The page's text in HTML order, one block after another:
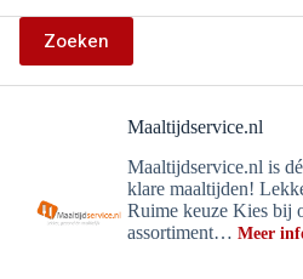
Zoeken
Maaltijdservice.nl
Maaltijdservice.nl is
klare maaltijden!
Ruime keuze Kies bij
assortiment… Meer